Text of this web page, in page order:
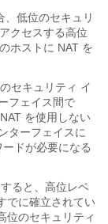
低位のセキュリ
クセスする高位
ホストに NAT を
セキュリティ イ
フェイス間で
を使用しない
ターフェイスに
ドが必要になる
ると、高位レベ
でに確立されてい
位のセキュリティ